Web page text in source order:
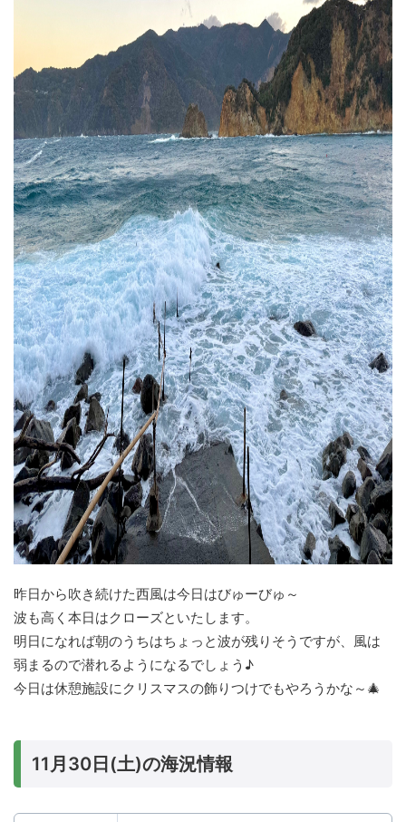
昨日から吹き続けた西風は今日はびゅーびゅ～
波も高く本日はクローズといたします。
明日になれば朝のうちはちょっと波が残りそうですが、風は
弱まるので潜れるようになるでしょう♪
今日は休憩施設にクリスマスの飾りつけでもやろうかな～🎄
11月30日(土)の海況情報